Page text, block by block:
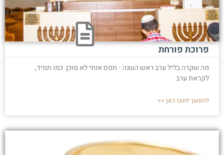
פרוכת פורחת
מה שקרה בליל ערב ראש השנה - תפס אותי לא מוכן. כמו תמיד,
לקראת ערב
להמשך לחצו כאן >>